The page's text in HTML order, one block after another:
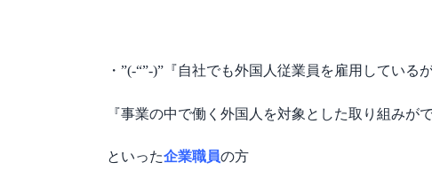
・”(-“”-)”『自社でも外国人従業員を雇用している
『事業の中で働く外国人を対象とした取り組みが
といった企業職員の方